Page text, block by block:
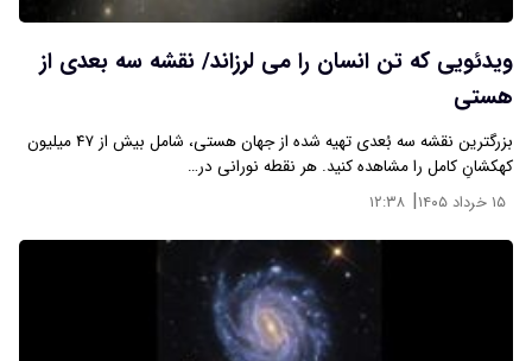
ویدئویی که تن انسان را می لرزاند/ نقشه سه بعدی از
هستی
بزرگترین نقشه سه بُعدی تهیه شده از جهان هستی، شامل بیش از ۴۷ میلیون
کهکشانِ کامل را مشاهده کنید. هر نقطه نورانی در…
۱۵ خرداد ۱۴۰۵ | ۱۲:۳۸